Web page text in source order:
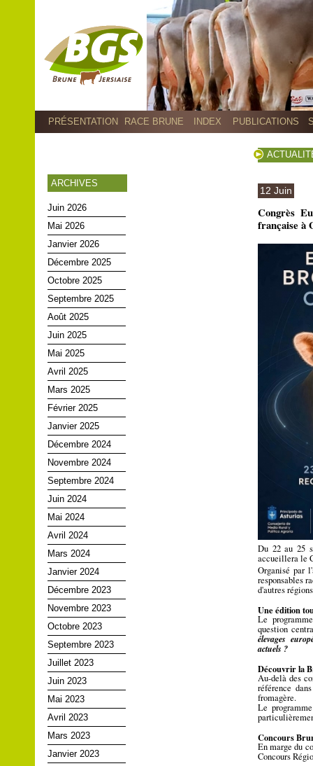
PRÉSENTATION RACE BRUNE INDEX PUBLICATIONS
ARCHIVES
Juin 2026
Mai 2026
Janvier 2026
Décembre 2025
Octobre 2025
Septembre 2025
Août 2025
Juin 2025
Mai 2025
Avril 2025
Mars 2025
Février 2025
Janvier 2025
Décembre 2024
Novembre 2024
Septembre 2024
Juin 2024
Mai 2024
Avril 2024
Mars 2024
Janvier 2024
Décembre 2023
Novembre 2023
Octobre 2023
Septembre 2023
Juillet 2023
Juin 2023
Mai 2023
Avril 2023
Mars 2023
Janvier 2023
12 Juin
Congrès
française à
Du 22 au 25
accueillera le
Organisé par
responsables
d'autres
Une édition
Le
question
élevages
actuels ?
Découvrir la
Au-delà des
référence
fromagère.
Le
Concours
En marge du
Concours